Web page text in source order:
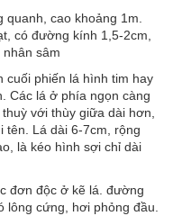
cao khoảng 1m.
có đường kính 1,5-2cm,
sâm
cuối phiến lá hình tim hay
Các lá ở phía ngọn càng
với thùy giữa dài hơn,
tên. Lá dài 6-7cm, rộng
là kéo hình sợi chỉ dài
đơn độc ở kẽ lá. đường
lông cứng, hơi phỏng đầu.